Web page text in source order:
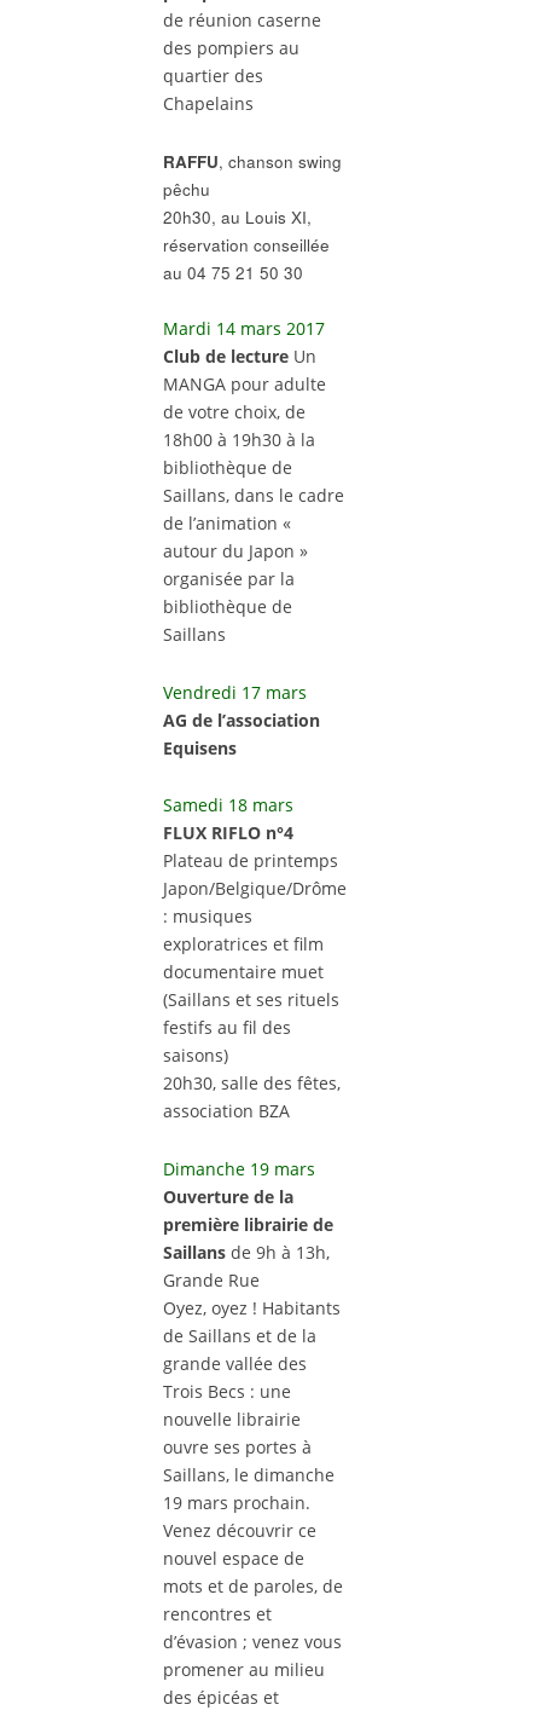
de réunion caserne
des pompiers au
quartier des
Chapelains
RAFFU, chanson swing
pêchu
20h30, au Louis XI,
réservation conseillée
au 04 75 21 50 30
Mardi 14 mars 2017
Club de lectureUn
MANGA pour adulte
de votre choix, de
18h00 à 19h30 à la
bibliothèque de
Saillans, dans le cadre
de l’animation «
autour du Japon »
organisée par la
bibliothèque de
Saillans
Vendredi 17 mars
AG de l’association
Equisens
Samedi 18 mars
FLUX RIFLO n°4
Plateau de printemps
Japon/Belgique/Drôme
: musiques
exploratrices et film
documentaire muet
(Saillans et ses rituels
festifs au fil des
saisons)
20h30, salle des fêtes,
association BZA
Dimanche 19 mars
Ouverture de la
première librairie de
Saillansde 9h à 13h,
Grande Rue
Oyez, oyez ! Habitants
de Saillans et de la
grande vallée des
Trois Becs : une
nouvelle librairie
ouvre ses portes à
Saillans, le dimanche
19 mars prochain.
Venez découvrir ce
nouvel espace de
mots et de paroles, de
rencontres et
d’évasion ; venez vous
promener au milieu
des épicéas et